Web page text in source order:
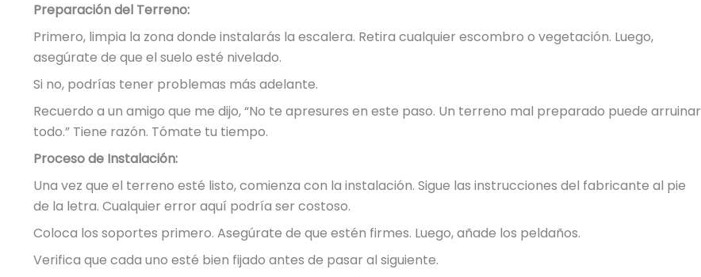
Preparación del Terreno:
Primero, limpia la zona donde instalarás la escalera. Retira cualquier escombro o vegetación. Luego,
asegúrate de que el suelo esté nivelado.
Si no, podrías tener problemas más adelante.
Recuerdo a un amigo que me dijo, “No te apresures en este paso. Un terreno mal preparado puede arruinar
todo.” Tiene razón. Tómate tu tiempo.
Proceso de Instalación:
Una vez que el terreno esté listo, comienza con la instalación. Sigue las instrucciones del fabricante al pie
de la letra. Cualquier error aquí podría ser costoso.
Coloca los soportes primero. Asegúrate de que estén firmes. Luego, añade los peldaños.
Verifica que cada uno esté bien fijado antes de pasar al siguiente.